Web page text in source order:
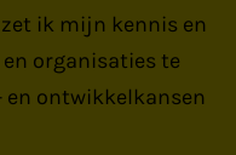
ik mijn kennis en
organisaties te
ontwikkelkansen